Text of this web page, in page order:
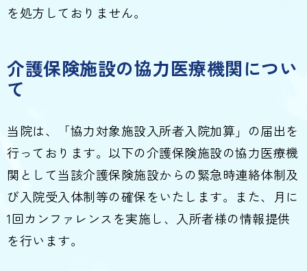
を処方しておりません。
介護保険施設の協力医療機関につい
て
当院は、「協力対象施設入所者入院加算」の届出を
行っております。以下の介護保険施設の協力医療機
関として当該介護保険施設からの緊急時連絡体制及
び入院受入体制等の確保をいたします。また、月に
1回カンファレンスを実施し、入所者様の情報提供
を行います。